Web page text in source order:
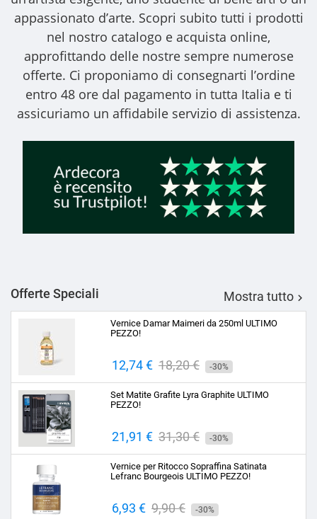
appassionato d’arte. Scopri subito tutti i prodotti
nel nostro catalogo e acquista online,
approfittando delle nostre sempre numerose
offerte. Ci proponiamo di consegnarti l’ordine
entro 48 ore dal pagamento in tutta Italia e ti
assicuriamo un affidabile servizio di assistenza.
Offerte Speciali Mostra tutto 
Vernice Damar Maimeri da 250ml ULTIMO
PEZZO!
Prezzo
12,74 € Prezzo
base
18,20 € -30%
Set Matite Grafite Lyra Graphite ULTIMO
PEZZO!
Prezzo
21,91 € Prezzo
base
31,30 € -30%
Vernice per Ritocco Sopraffina Satinata
Lefranc Bourgeois ULTIMO PEZZO!
Prezzo
6,93 € Prezzo
9,90 € -30%